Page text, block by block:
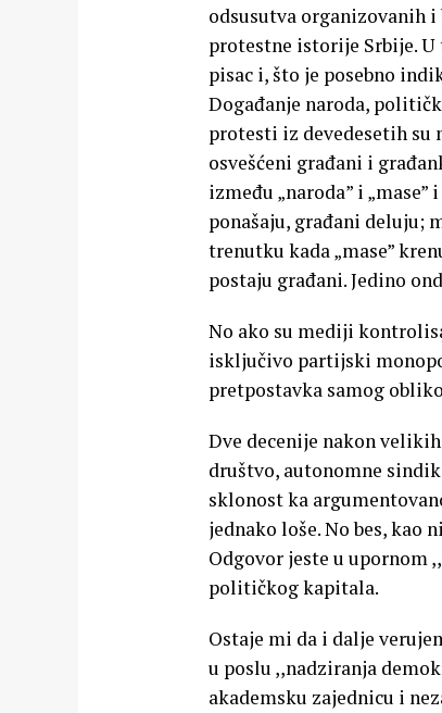
odsusutva organizovanih
protestne istorije Srbije.
pisac i, što je posebno
Događanje naroda,
protesti iz devedesetih su
osvešćeni građani i
između „naroda” i „mase”
ponašaju, građani deluju;
trenutku kada „mase”
postaju građani. Jedino
No ako su mediji
isključivo partijski
pretpostavka samog
Dve decenije nakon
društvo, autonomne
sklonost ka
jednako loše. No bes, kao
Odgovor jeste u upornom
političkog kapitala.
Ostaje mi da i dalje
u poslu ,,nadziranja
akademsku zajednicu i